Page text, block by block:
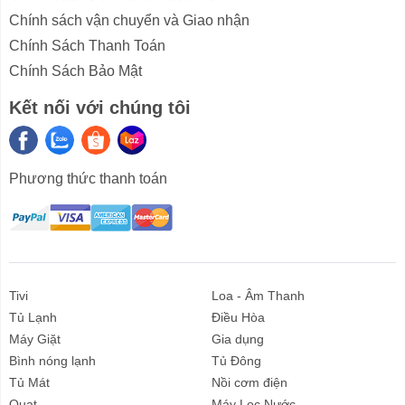
phần tay cầm nổi, tạo sần chống trơn trượt, dễ dàng
cầm nắm. Cửa tủ có thể mở góc rộng 70 độ, phía trong
tủ được bố trí đèn LED giúp quá trình lấy và cất giữu
thực phẩm thuận tiện và dễ dàng hơn. Phần dưới chân
tủ có 4 bánh xe chịu lực dễ dàng di chuyển.
Dàn lạnh bằng đồng bền bỉ
Tủ đông hãng Sumikura
nhanh và sâu. Không những thế, nhiệt độ thấp còn
được duy trì lâu hơn, ổn định. Bạn có thể hoàn toàn yên
Gas R600A thân thiện với môi trường
Tủ sử dụng
chuyên dụng cho dòng tủ đông
Inverter tiết kiệm điện. Đây được đánh giá là loại gas
Chính sách vận chuyển và Giao nhận
Chính Sách Thanh Toán
Chính Sách Bảo Mật
Kết nối với chúng tôi
Phương thức thanh toán
Tivi
Loa - Âm Thanh
Tủ Lạnh
Điều Hòa
Máy Giặt
Gia dụng
Bình nóng lạnh
Tủ Đông
Tủ Mát
Nồi cơm điện